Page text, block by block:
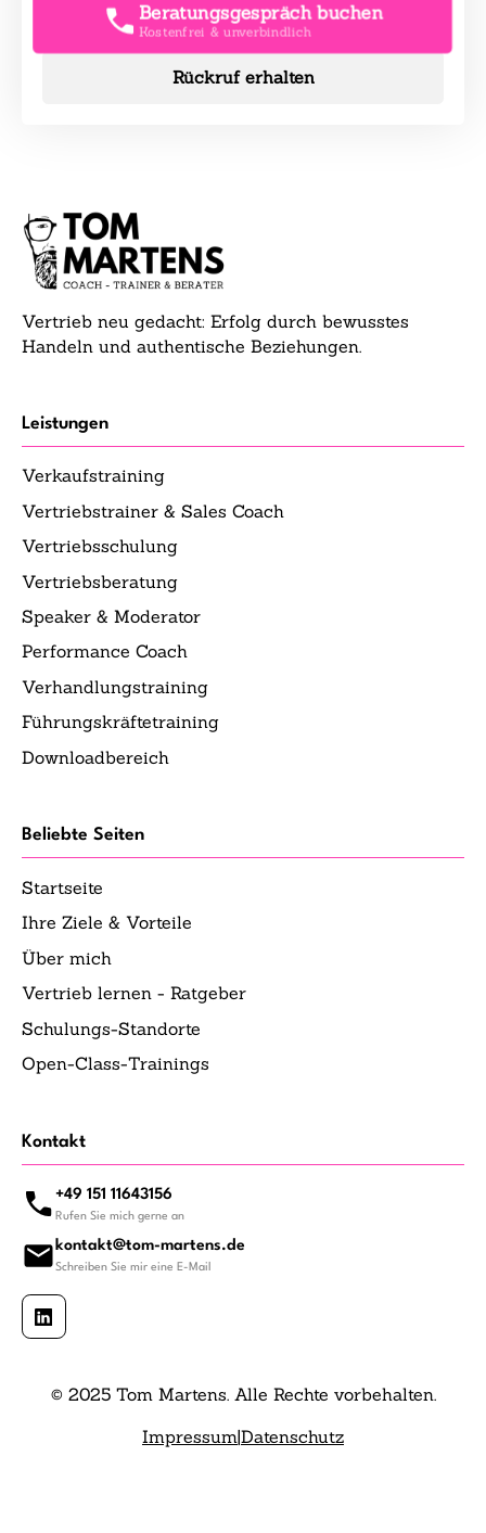
Beratungsgespräch buchen
Kostenfrei & unverbindlich
Rückruf erhalten
Vertrieb neu gedacht: Erfolg durch bewusstes
Handeln und authentische Beziehungen.
Leistungen
Verkaufstraining
Vertriebstrainer & Sales Coach
Vertriebsschulung
Vertriebsberatung
Speaker & Moderator
Performance Coach
Verhandlungstraining
Führungskräftetraining
Downloadbereich
Beliebte Seiten
Startseite
Ihre Ziele & Vorteile
Über mich
Vertrieb lernen - Ratgeber
Schulungs-Standorte
Open-Class-Trainings
Kontakt
+49 151 11643156
Rufen Sie mich gerne an
kontakt@tom-martens.de
Schreiben Sie mir eine E-Mail
© 2025 Tom Martens. Alle Rechte vorbehalten.
Impressum|Datenschutz